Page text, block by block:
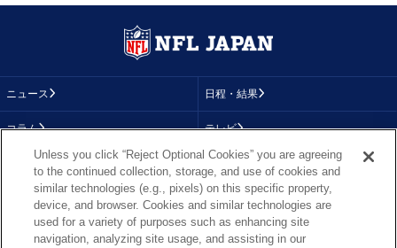
ニュース 日程・結果
コラム テレビ
画像
順位表
About NFL
Unless you click “Reject Optional Cookies” you are agreeing
to the continued collection, storage, and use of cookies and
similar technologies (e.g., pixels) on this specific property,
device, and browser. Cookies and similar technologies are
used for a variety of purposes such as enhancing site
navigation, analyzing site usage, and assisting in our